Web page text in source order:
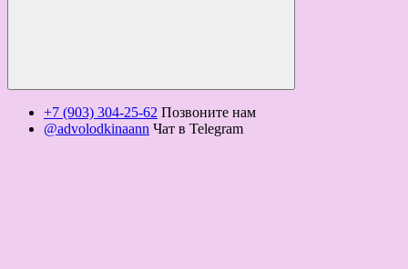
+7 (903) 304-25-62 Позвоните нам
@advolodkinaann Чат в Telegram